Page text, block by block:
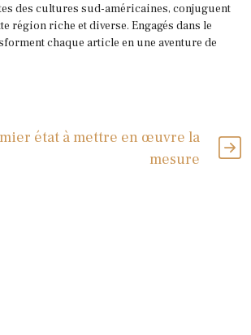
des cultures sud-américaines, conjuguent
région riche et diverse. Engagés dans le
chaque article en une aventure de
état à mettre en œuvre la
mesure